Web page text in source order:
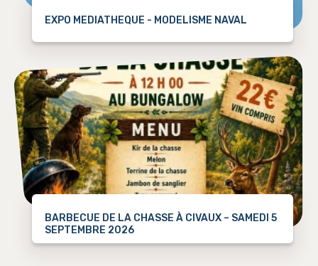
EXPO MEDIATHEQUE - MODELISME NAVAL
BARBECUE DE LA CHASSE À CIVAUX – SAMEDI 5
SEPTEMBRE 2026